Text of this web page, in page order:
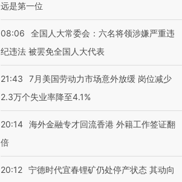
远是第一位
08:06
全国人大常委会：六名将领涉嫌严重违
纪违法 被罢免全国人大代表
21:43
7月美国劳动力市场意外放缓 岗位减少
2.3万个失业率降至4.1%
20:14 海外金融专才回流香港 外籍工作签证翻
倍
20:12 宁德时代宜春锂矿仍处停产状态 其动向